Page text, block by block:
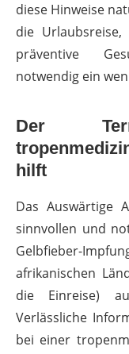
diese Hinweise
die
präventive
notwendig ein
Der
hilft
Das Auswärtige
sinnvollen und
Gelbfieber-
afrikanischen
die Einreise)
Verlässliche
bei einer